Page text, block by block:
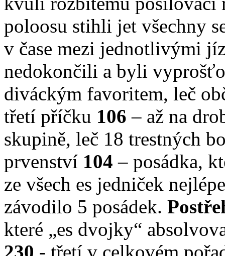
poloosu stihli jet všechny
v čase mezi jednotlivými
nedokončili a byli
diváckým favoritem, leč
třetí příčku 106 – až na
skupině, leč 18 trestných
prvenství 104 – posádka,
ze všech es jedniček
závodilo 5 posádek.
které „es dvojky“